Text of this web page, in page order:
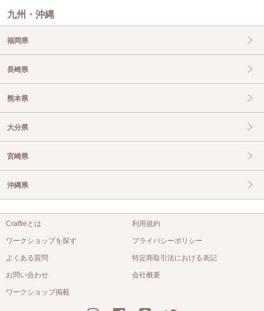
九州・沖縄
福岡県
長崎県
熊本県
大分県
宮崎県
沖縄県
Craftieとは
ワークショップを探す
よくある質問
お問い合わせ
ワークショップ掲載
利用規約
プライバシーポリシー
特定商取引法における表記
会社概要